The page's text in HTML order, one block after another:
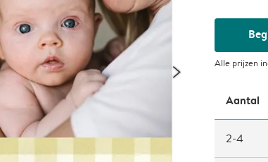
Alle prijzen
Aantal
2-4